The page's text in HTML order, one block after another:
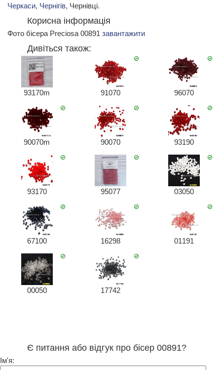
Черкаси, Чернігів, Чернівці.
Корисна інформація
Фото бісера Preciosa 00891 завантажити
Дивіться також:
93170m 91070 96070
90070m 90070 93190
93170 95077 03050
67100 16298 01191
00050 17742
Є питання або відгук про бісер 00891?
Ім'я: